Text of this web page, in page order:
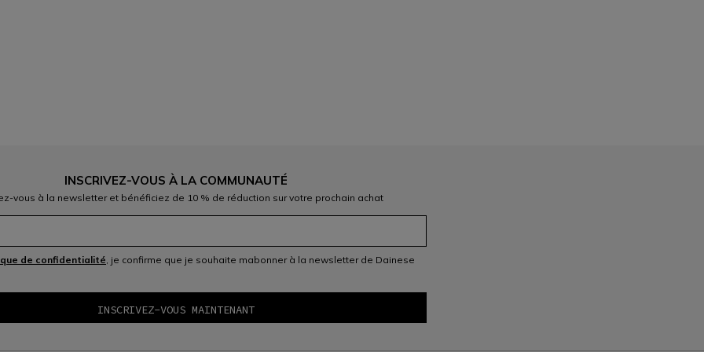
INSCRIVEZ-VOUS À LA COMMUNAUTÉ
vous à la newsletter et bénéficiez de 10 % de réduction sur votre prochain achat
de confidentialité, je confirme que je souhaite mabonner à la newsletter de Dainese